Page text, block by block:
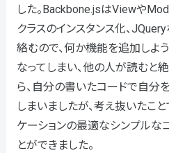
した。Backbone.jsはViewや
クラスのインスタンス化、
絡むので、何か機能を追加しよ
なってしまい、他の人が読むと
ら、自分の書いたコードで自分
しまいましたが、考え抜いたこ
ケーションの最適なシンプルな
とができました。